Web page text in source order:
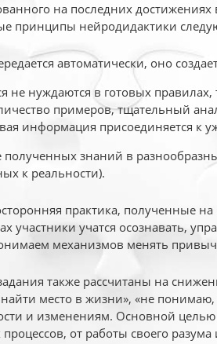
на последних достижениях
принципы нейродидактики
автоматически, оно
не нуждаются в готовых
примеров, тщательный
информация присоединяется к
знаний в
к реальности).
практика, полученные
участники учатся осознавать,
механизмов менять
также рассчитаны на
найти место в жизни», «не
и изменениям. Основной
от работы своего